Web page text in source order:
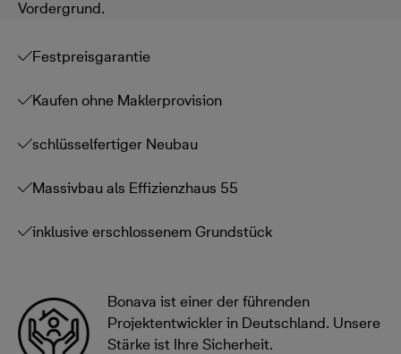
Vordergrund.
Festpreisgarantie
Kaufen ohne Maklerprovision
schlüsselfertiger Neubau
Massivbau als Effizienzhaus 55
inklusive erschlossenem Grundstück
Bonava ist einer der führenden
Projektentwickler in Deutschland. Unsere
Stärke ist Ihre Sicherheit.